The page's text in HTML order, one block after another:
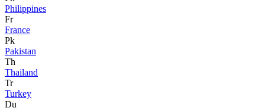
Philippines
Fr
France
Pk
Pakistan
Th
Thailand
Tr
Turkey
Du